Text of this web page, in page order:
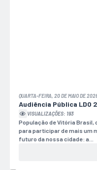
QUARTA-FEIRA, 20 DE MAIO DE
Audiência Pública LDO
VISUALIZAÇÕES: 193
População de Vitória Brasil,
para participar de mais um
futuro da nossa cidade: a...